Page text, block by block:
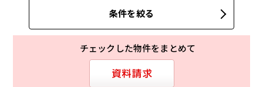
チェックした物件をまとめて
条件を絞る